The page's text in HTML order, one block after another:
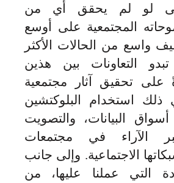
حتى لو لم يحقق أي من
المجتمعية على أوسع
واسع من الحالات الأكثر
التعاونات بين هذين
على تحقيق آثار مجتمعية
ذلك استخدام البلوكتشين
البيانات، والتصويت
الآراء في مجتمعات
الاجتماعية. وإلى جانب
التي عملنا عليها، من